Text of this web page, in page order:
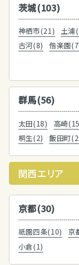
茨城(103)
神栖市(21) 土浦
古河(8)
偕楽園
群馬(56)
太田(18) 高崎
桐生(2)
飯田町
関西エリア
京都(30)
祇園四条(10) 京
小倉(1)